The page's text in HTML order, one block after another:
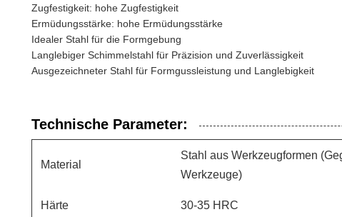
Zugfestigkeit: hohe Zugfestigkeit
Ermüdungsstärke: hohe Ermüdungsstärke
Idealer Stahl für die Formgebung
Langlebiger Schimmelstahl für Präzision und Zuverlässigkeit
Ausgezeichneter Stahl für Formgussleistung und Langlebigkeit
Technische Parameter:
Material
Stahl aus Werkzeugformen
Werkzeuge)
Härte 30-35 HRC